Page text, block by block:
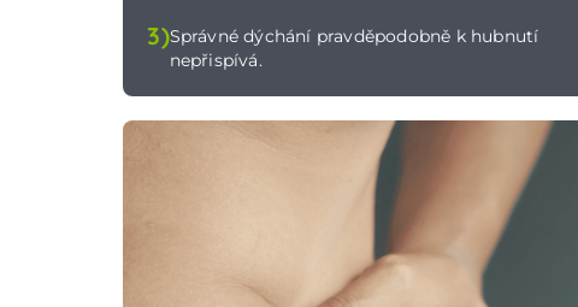
3)Správné dýchání pravděpodobně k hubnutí
nepřispívá.